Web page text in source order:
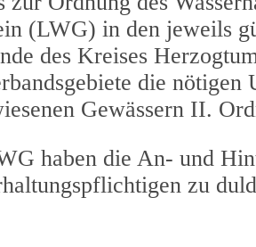
(LWG) in den jeweils
des Kreises
die nötigen
Gewässern II.
haben die An- und
zu